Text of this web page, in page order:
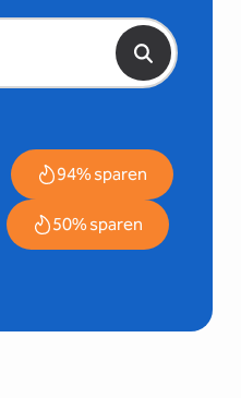
94% sparen
50% sparen